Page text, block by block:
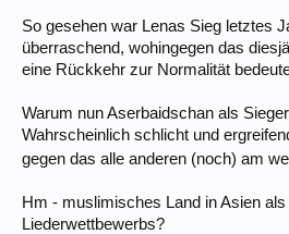
So gesehen war Lenas Sieg letztes
überraschend, wohingegen das
eine Rückkehr zur Normalität
Warum nun Aserbaidschan als
Wahrscheinlich schlicht und
gegen das alle anderen (noch) am
Hm - muslimisches Land in Asien
Liederwettbewerbs?